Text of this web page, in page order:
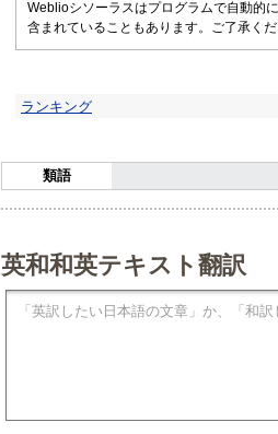
Weblioシソーラスはプログラムで自動的
含まれていることもあります。ご了承くだ
ランキング
類語
英和和英テキスト翻訳